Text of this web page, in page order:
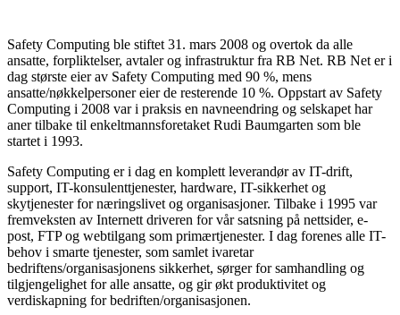
Safety Computing ble stiftet 31. mars 2008 og overtok da alle
ansatte, forpliktelser, avtaler og infrastruktur fra RB Net. RB Net er i
dag største eier av Safety Computing med 90 %, mens
ansatte/nøkkelpersoner eier de resterende 10 %. Oppstart av Safety
Computing i 2008 var i praksis en navneendring og selskapet har
aner tilbake til enkeltmannsforetaket Rudi Baumgarten som ble
startet i 1993.
Safety Computing er i dag en komplett leverandør av IT-drift,
support, IT-konsulenttjenester, hardware, IT-sikkerhet og
skytjenester for næringslivet og organisasjoner. Tilbake i 1995 var
fremveksten av Internett driveren for vår satsning på nettsider, e-
post, FTP og webtilgang som primærtjenester. I dag forenes alle IT-
behov i smarte tjenester, som samlet ivaretar
bedriftens/organisasjonens sikkerhet, sørger for samhandling og
tilgjengelighet for alle ansatte, og gir økt produktivitet og
verdiskapning for bedriften/organisasjonen.